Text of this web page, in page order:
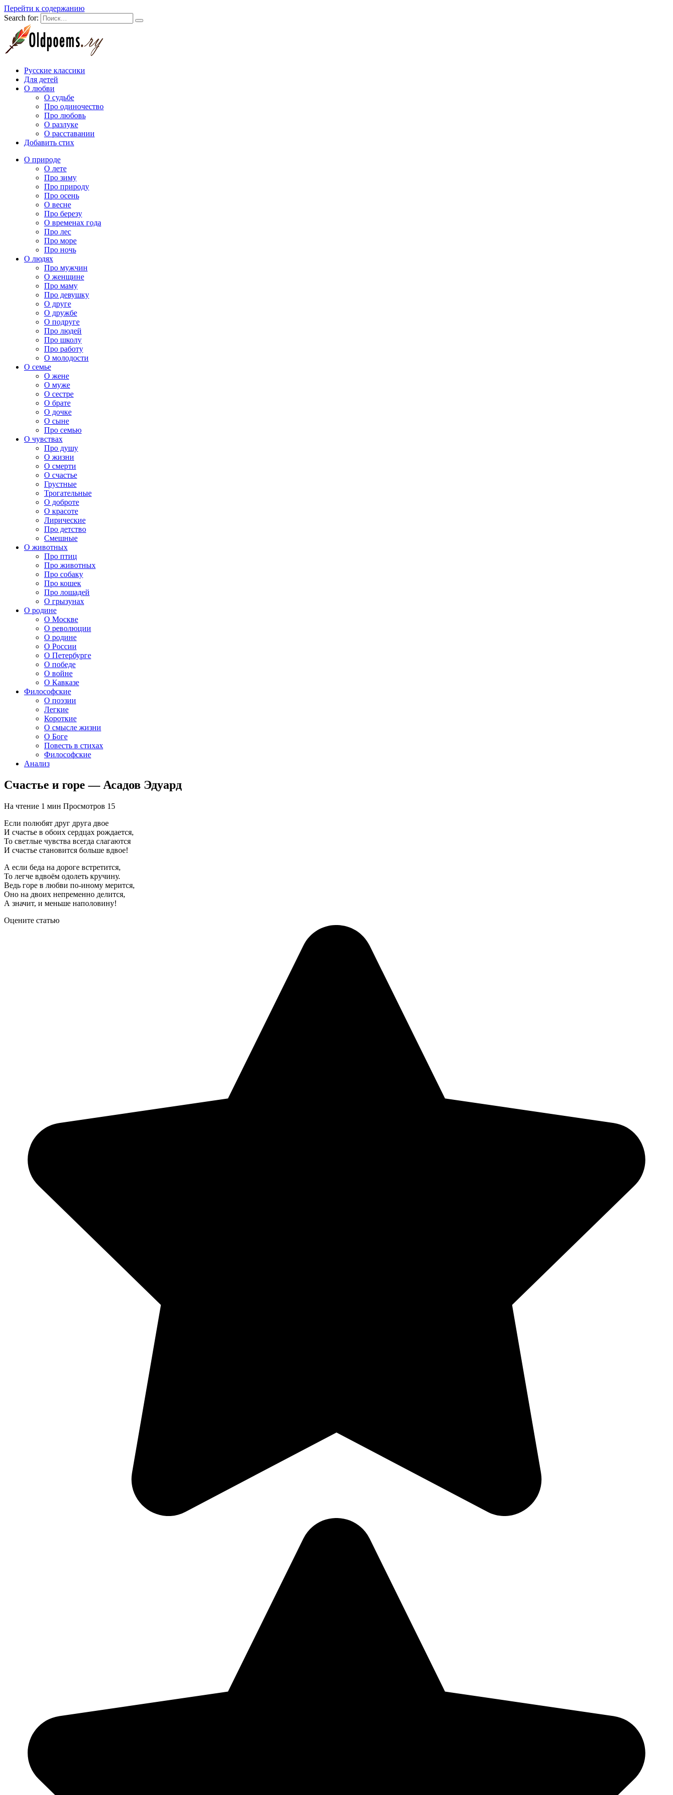
Перейти к содержанию
Search for:
Русские классики
Для детей
О любви
О судьбе
Про одиночество
Про любовь
О разлуке
О расставании
Добавить стих
О природе
О лете
Про зиму
Про природу
Про осень
О весне
Про березу
О временах года
Про лес
Про море
Про ночь
О людях
Про мужчин
О женщине
Про маму
Про девушку
О друге
О дружбе
О подруге
Про людей
Про школу
Про работу
О молодости
О семье
О жене
О муже
О сестре
О брате
О дочке
О сыне
Про семью
О чувствах
Про душу
О жизни
О смерти
О счастье
Грустные
Трогательные
О доброте
О красоте
Лирические
Про детство
Смешные
О животных
Про птиц
Про животных
Про собаку
Про кошек
Про лошадей
О грызунах
О родине
О Москве
О революции
О родине
О России
О Петербурге
О победе
О войне
О Кавказе
Философские
О поэзии
Легкие
Короткие
О смысле жизни
О Боге
Повесть в стихах
Философские
Анализ
Счастье и горе — Асадов Эдуард
На чтение 1 мин Просмотров 15
Если полюбят друг друга двое
И счастье в обоих сердцах рождается,
То светлые чувства всегда слагаются
И счастье становится больше вдвое!
А если беда на дороге встретится,
То легче вдвоём одолеть кручину.
Ведь горе в любви по-иному мерится,
Оно на двоих непременно делится,
А значит, и меньше наполовину!
Оцените статью